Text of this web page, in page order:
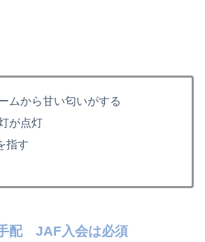
ムから甘い匂いがする
が点灯
指す
配 JAF入会は必須